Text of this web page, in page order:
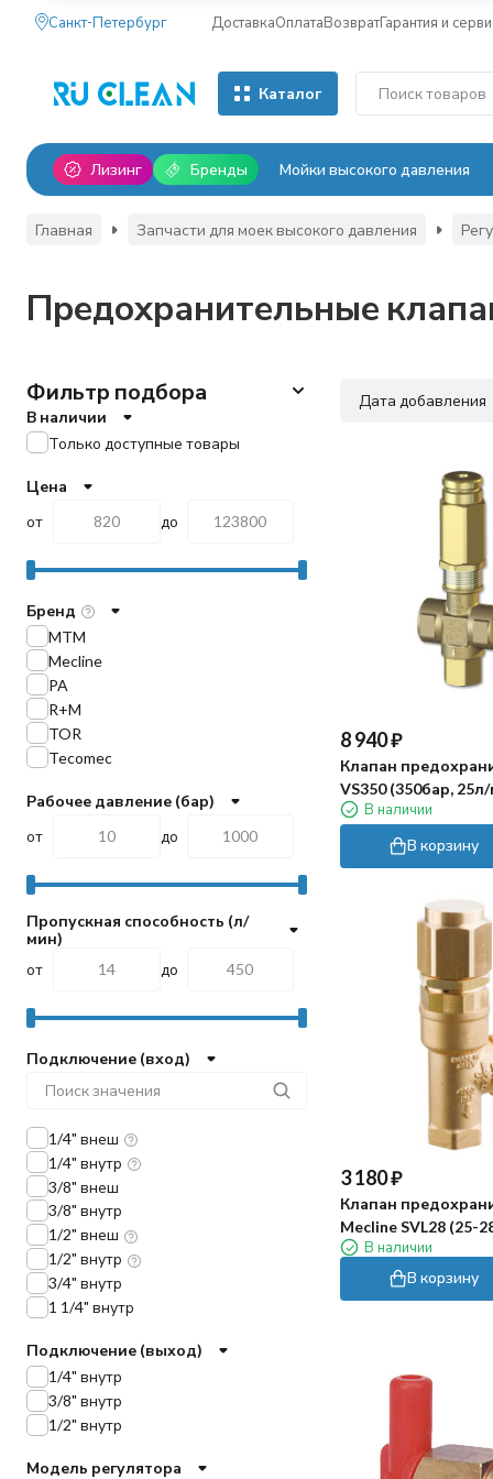
Санкт-Петербург ДоставкаОплатаВозвратГарантия и
Каталог
Лизинг Бренды Мойки высокого давления
Главная Запчасти для моек высокого давления
Предохранительные
Дата добавления
8 940₽
Клапан
VS350 (350бар,
3/8"г-3/8"г, By-pass
В наличии
В корзину
3 180₽
Клапан
Mecline SVL28 (25-
мин, 3/8"г, By-pass 3/
В наличии
В корзину
Фильтр подбора
В наличии
Только доступные товары
Цена
от
до
Бренд
MTM
Mecline
PA
R+M
TOR
Tecomec
Рабочее давление (бар)
от
до
Пропускная способность (л/
мин)
от
до
Подключение (вход)
1/4" внеш
1/4" внутр
3/8" внеш
3/8" внутр
1/2" внеш
1/2" внутр
3/4" внутр
1 1/4" внутр
Подключение (выход)
1/4" внутр
3/8" внутр
1/2" внутр
Модель регулятора